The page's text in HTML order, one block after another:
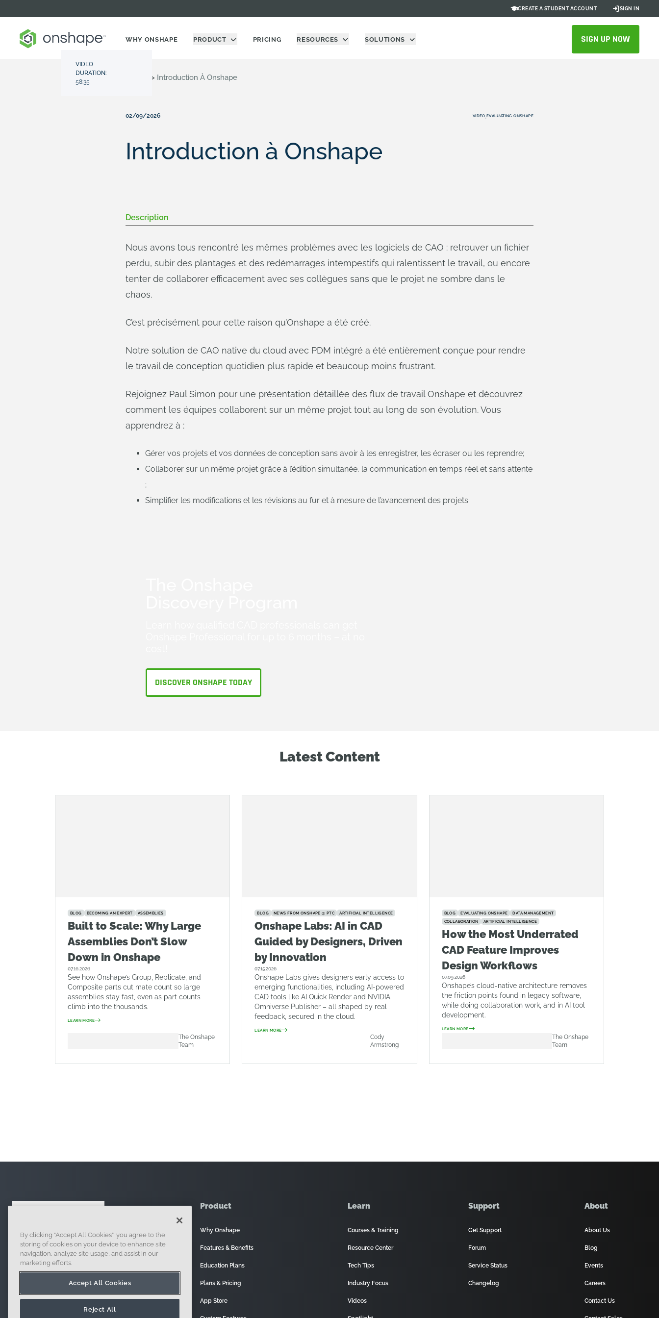
CREATE A STUDENT ACCOUNT SIGN IN
WHY ONSHAPE PRODUCT PRICING RESOURCES SOLUTIONS SIGN UP NOW
Resource Center > Introduction À Onshape
VIDEO
DURATION:
58:35
02/09/2026 VIDEO,EVALUATING ONSHAPE
Introduction à Onshape
Description
Nous avons tous rencontré les mêmes problèmes avec les logiciels de CAO : retrouver un fichier
perdu, subir des plantages et des redémarrages intempestifs qui ralentissent le travail, ou encore
tenter de collaborer efficacement avec ses collègues sans que le projet ne sombre dans le
chaos.
C’est précisément pour cette raison qu’Onshape a été créé.
Notre solution de CAO native du cloud avec PDM intégré a été entièrement conçue pour rendre
le travail de conception quotidien plus rapide et beaucoup moins frustrant.
Rejoignez Paul Simon pour une présentation détaillée des flux de travail Onshape et découvrez
comment les équipes collaborent sur un même projet tout au long de son évolution. Vous
apprendrez à :
Gérer vos projets et vos données de conception sans avoir à les enregistrer, les écraser ou les reprendre;
​Collaborer sur un même projet grâce à l’édition simultanée, la communication en temps réel et sans attente
;
​Simplifier les modifications et les révisions au fur et à mesure de l’avancement des projets.
DISCOVER ONSHAPE TODAY
Latest Content
BLOG BECOMING AN EXPERT ASSEMBLIES
Built to Scale: Why Large
Assemblies Don’t Slow
Down in Onshape
07.16.2026
See how Onshape’s Group, Replicate, and
Composite parts cut mate count so large
assemblies stay fast, even as part counts
climb into the thousands.
LEARN MORE
The Onshape
Team
BLOG NEWS FROM ONSHAPE @ PTC ARTIFICIAL INTELLIGENCE
Onshape Labs: AI in CAD
Guided by Designers, Driven
by Innovation
07.15.2026
Onshape Labs gives designers early access to
emerging functionalities, including AI-powered
CAD tools like AI Quick Render and NVIDIA
Omniverse Publisher – all shaped by real
feedback, secured in the cloud.
LEARN MORE
Cody
Armstrong
BLOG EVALUATING ONSHAPE
DATA MANAGEMENT
COLLABORATION
ARTIFICIAL INTELLIGENCE
How the Most Underrated
CAD Feature Improves
Design Workflows
07.09.2026
Onshape’s cloud-native architecture removes
the friction points found in legacy software,
while doing collaboration work, and in AI tool
development.
LEARN MORE
The Onshape
Team
121 Seaport Boulevard, Boston, MA 02210
Product
Why Onshape
Features & Benefits
Education Plans
Plans & Pricing
App Store
Learn
Courses & Training
Resource Center
Tech Tips
Industry Focus
Videos
Support
Get Support
Forum
Service Status
Changelog
About
About Us
Blog
Events
Careers
Contact Us
By clicking “Accept All Cookies”, you agree to the
storing of cookies on your device to enhance site
navigation, analyze site usage, and assist in our
marketing efforts.
Accept All Cookies
Reject All